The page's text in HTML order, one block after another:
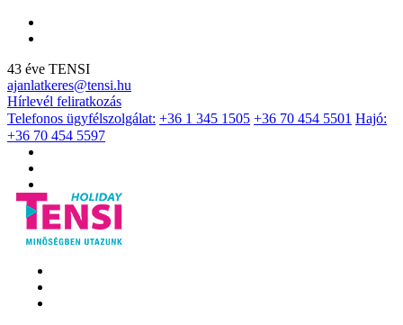
43 éve TENSI
ajanlatkeres@tensi.hu
Hírlevél feliratkozás
Telefonos ügyfélszolgálat: +36 1 345 1505 +36 70 454 5501 Hajó:
+36 70 454 5597